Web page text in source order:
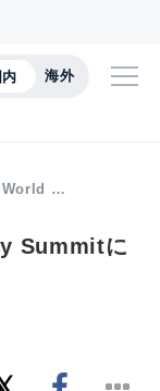
内 海外
World …
Summitに